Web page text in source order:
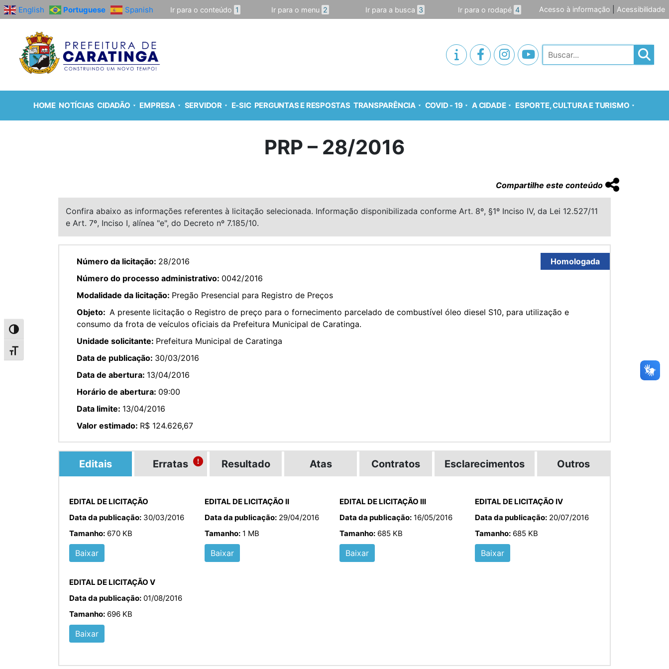
Alternar alto contraste
Alternar tamanho da fonte
English Portuguese Spanish Ir para o conteúdo 1 Ir para o menu 2 Ir para a busca 3 Ir para o rodapé 4 Acesso à informação Acessibilidade
Pesquisar
HOME NOTÍCIAS CIDADÃO EMPRESA SERVIDOR E-SIC PERGUNTAS E RESPOSTAS TRANSPARÊNCIA COVID - 19 A CIDADE ESPORTE, CULTURA E TURISMO
PRP – 28/2016
Compartilhe este conteúdo
Confira abaixo as informações referentes à licitação selecionada. Informação disponibilizada conforme Art. 8º, §1º Inciso IV, da Lei 12.527/11
e Art. 7º, Inciso I, alínea "e", do Decreto nº 7.185/10.
Homologada
Número da licitação: 28/2016
Número do processo administrativo: 0042/2016
Modalidade da licitação: Pregão Presencial para Registro de Preços
Objeto: A presente licitação o Registro de preço para o fornecimento parcelado de combustível óleo diesel S10, para utilização e
consumo da frota de veículos oficiais da Prefeitura Municipal de Caratinga.
Unidade solicitante: Prefeitura Municipal de Caratinga
Data de publicação: 30/03/2016
Data de abertura: 13/04/2016
Horário de abertura: 09:00
Data limite: 13/04/2016
Valor estimado: R$ 124.626,67
Editais Erratas Resultado Atas Contratos Esclarecimentos Outros
EDITAL DE LICITAÇÃO
Data da publicação: 30/03/2016
Tamanho: 670 KB
Baixar
EDITAL DE LICITAÇÃO II
Data da publicação:29/04/2016
Tamanho:1 MB
Baixar
EDITAL DE LICITAÇÃO III
Data da publicação: 16/05/2016
Tamanho: 685 KB
Baixar
EDITAL DE LICITAÇÃO IV
Data da publicação:20/07/2016
Tamanho:685 KB
Baixar
EDITAL DE LICITAÇÃO V
Data da publicação: 01/08/2016
Tamanho: 696 KB
Baixar